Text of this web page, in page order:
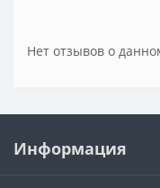
Нет отзывов о
Информация